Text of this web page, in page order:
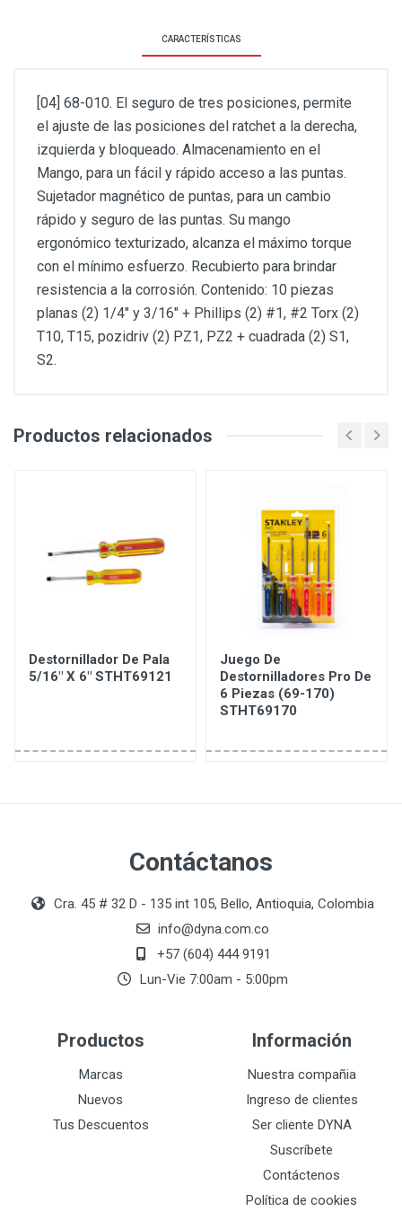
CARACTERÍSTICAS
[04] 68-010. El seguro de tres posiciones, permite
el ajuste de las posiciones del ratchet a la derecha,
izquierda y bloqueado. Almacenamiento en el
Mango, para un fácil y rápido acceso a las puntas.
Sujetador magnético de puntas, para un cambio
rápido y seguro de las puntas. Su mango
ergonómico texturizado, alcanza el máximo torque
con el mínimo esfuerzo. Recubierto para brindar
resistencia a la corrosión. Contenido: 10 piezas
planas (2) 1/4" y 3/16" + Phillips (2) #1, #2 Torx (2)
T10, T15, pozidriv (2) PZ1, PZ2 + cuadrada (2) S1,
S2.
Productos relacionados
Destornillador De Pala
5/16" X 6" STHT69121
Juego De
Destornilladores Pro De
6 Piezas (69-170)
STHT69170
Contáctanos
Cra. 45 # 32 D - 135 int 105, Bello, Antioquia, Colombia
info@dyna.com.co
+57 (604) 444 9191
Lun-Vie 7:00am - 5:00pm
Productos
Marcas
Nuevos
Tus Descuentos
Información
Nuestra compañia
Ingreso de clientes
Ser cliente DYNA
Suscríbete
Contáctenos
Política de cookies